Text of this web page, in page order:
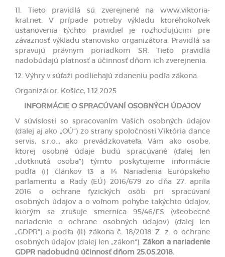
11. Tieto pravidlá sú zverejnené na www.viktoria-
kral.net. V prípade potreby výkladu ktoréhokoľvek
ustanovenia týchto pravidiel je rozhodujúcim pre
záväznosť výkladu stanovisko organizátora. Pravidlá sa
spravujú právnym poriadkom SR. Tieto pravidlá
nadobúdajú platnosť a účinnosť dňom ich zverejnenia.
12. Výhry v súťaži podliehajú zdaneniu podľa zákona.
Organizátor, Košice, 1.12.2025
INFORMÁCIE O SPRACÚVANÍ OSOBNÝCH ÚDAJOV
V súvislosti so spracovaním Vašich osobných údajov
(ďalej aj ako „OÚ“) zo strany spoločnosti Viktória dance
servis, s.r.o.., ako prevádzkovateľa, Vám ako osobe,
ktorej osobné údaje budú spracúvané (ďalej len
„dotknutá osoba“) týmto poskytujeme informácie
podľa (i) článkov 13 a 14 Nariadenia Európskeho
parlamentu a Rady (EÚ) 2016/679 zo dňa 27. apríla
2016 o ochrane fyzických osôb pri spracúvaní
osobných údajov a o voľnom pohybe takýchto údajov,
ktorým sa zrušuje smernica 95/46/ES (všeobecné
nariadenie o ochrane osobných údajov) (ďalej len
„GDPR“) a podľa (ii) zákona č. 18/2018 Z. z. o ochrane
osobných údajov (ďalej len „zákon“).Zákon a nariadenie
GDPR nadobudnú účinnosť dňom 25.05.2018.